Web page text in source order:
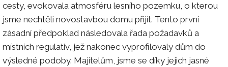
cesty, evokovala atmosféru lesního pozemku, o kterou
jsme nechtěli novostavbou domu přijít. Tento první
zásadní předpoklad následovala řada požadavků a
místních regulativ, jež nakonec vyprofilovaly dům do
výsledné podoby. Majitelům, jsme se díky jejich jasné